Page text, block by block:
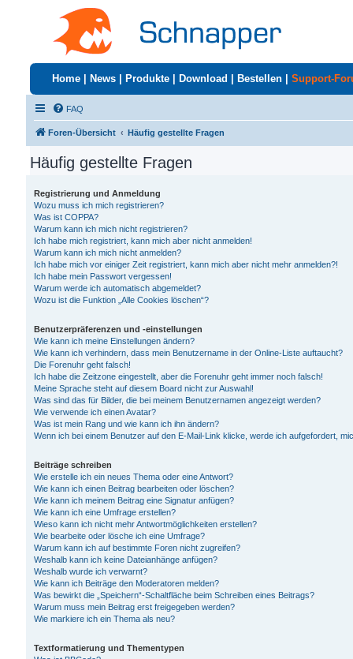
Home News Produkte Download Bestellen Support-
FAQ
Foren-Übersicht Häufig gestellte Fragen
Häufig gestellte Fragen
Registrierung und Anmeldung
Wozu muss ich mich registrieren?
Was ist COPPA?
Warum kann ich mich nicht registrieren?
Ich habe mich registriert, kann mich aber nicht anmelden!
Warum kann ich mich nicht anmelden?
Ich habe mich vor einiger Zeit registriert, kann mich aber nicht mehr anmelden?!
Ich habe mein Passwort vergessen!
Warum werde ich automatisch abgemeldet?
Wozu ist die Funktion „Alle Cookies löschen“?
Benutzerpräferenzen und -einstellungen
Wie kann ich meine Einstellungen ändern?
Wie kann ich verhindern, dass mein Benutzername in der Online-Liste auftaucht?
Die Forenuhr geht falsch!
Ich habe die Zeitzone eingestellt, aber die Forenuhr geht immer noch falsch!
Meine Sprache steht auf diesem Board nicht zur Auswahl!
Was sind das für Bilder, die bei meinem Benutzernamen angezeigt werden?
Wie verwende ich einen Avatar?
Was ist mein Rang und wie kann ich ihn ändern?
Wenn ich bei einem Benutzer auf den E-Mail-Link klicke, werde ich aufgefordert,
Beiträge schreiben
Wie erstelle ich ein neues Thema oder eine Antwort?
Wie kann ich einen Beitrag bearbeiten oder löschen?
Wie kann ich meinem Beitrag eine Signatur anfügen?
Wie kann ich eine Umfrage erstellen?
Wieso kann ich nicht mehr Antwortmöglichkeiten erstellen?
Wie bearbeite oder lösche ich eine Umfrage?
Warum kann ich auf bestimmte Foren nicht zugreifen?
Weshalb kann ich keine Dateianhänge anfügen?
Weshalb wurde ich verwarnt?
Wie kann ich Beiträge den Moderatoren melden?
Was bewirkt die „Speichern“-Schaltfläche beim Schreiben eines Beitrags?
Warum muss mein Beitrag erst freigegeben werden?
Wie markiere ich ein Thema als neu?
Textformatierung und Thementypen